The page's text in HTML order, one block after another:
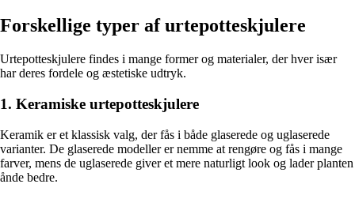
Forskellige typer af urtepotteskjulere
Urtepotteskjulere findes i mange former og materialer, der hver især
har deres fordele og æstetiske udtryk.
1. Keramiske urtepotteskjulere
Keramik er et klassisk valg, der fås i både glaserede og uglaserede
varianter. De glaserede modeller er nemme at rengøre og fås i mange
farver, mens de uglaserede giver et mere naturligt look og lader planten
ånde bedre.